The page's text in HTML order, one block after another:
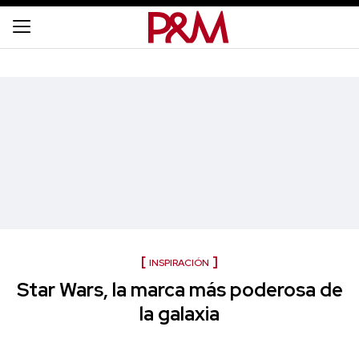
INSPIRACIÓN
Star Wars, la marca más poderosa de
la galaxia